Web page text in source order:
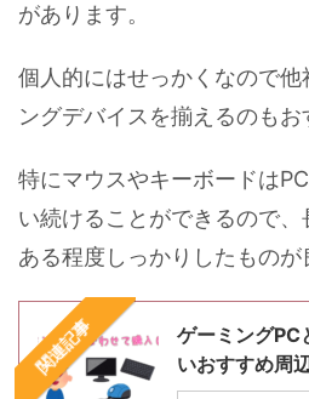
があります。
個人的にはせっかくなので他
ングデバイスを揃えるのもお
特にマウスやキーボードは
い続けることができるので
ある程度しっかりしたものが
関連記事
ゲーミングPC
いおすすめ周